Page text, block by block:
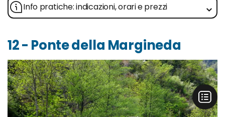
Info pratiche: indicazioni, orari e prezzi
12 - Ponte della Margineda